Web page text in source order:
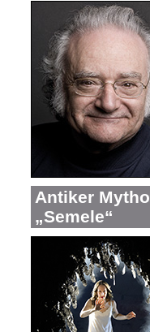
Antiker
„Semele“